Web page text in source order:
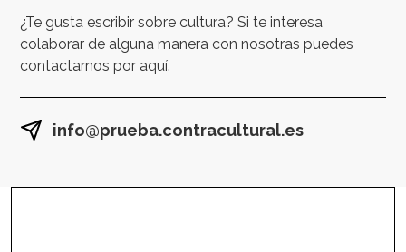
¿Te gusta escribir sobre cultura? Si te interesa
colaborar de alguna manera con nosotras puedes
contactarnos por aquí.
info@prueba.contracultural.es